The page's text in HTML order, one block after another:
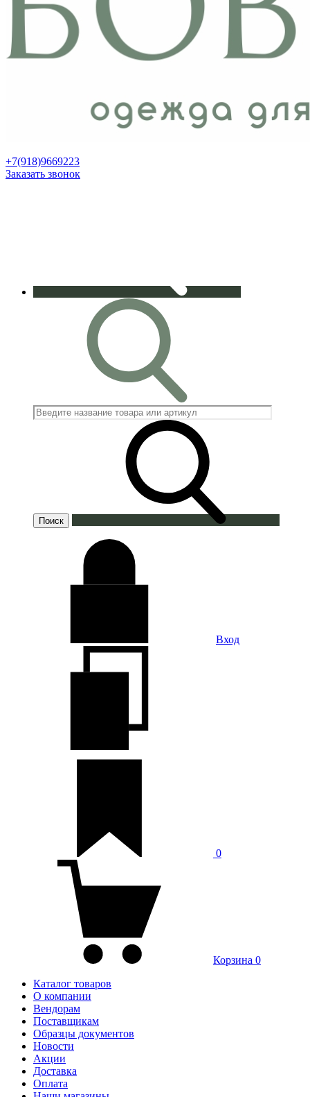
+7(918)9669223
Заказать звонок
Вход
0
Корзина 0
Каталог товаров
О компании
Вендорам
Поставщикам
Образцы документов
Новости
Акции
Доставка
Оплата